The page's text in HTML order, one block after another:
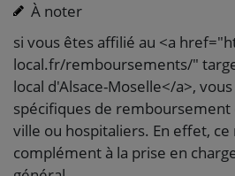
À noter
si vous êtes affilié au <a
local.fr/remboursements/"
local d'Alsace-Moselle</a>,
spécifiques de remboursement
ville ou hospitaliers. En effet,
complément à la prise en